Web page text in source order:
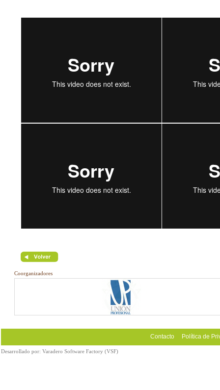
Coorganizadores
Contacto Política de
Desarrollado por: Varadero Software Factory (VSF)